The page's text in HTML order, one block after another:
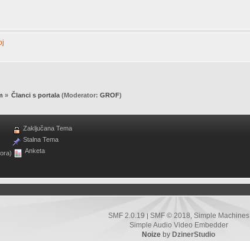
» Članci s portala (Moderator:GROF)
Zaključana Tema
Stalna Tema
Anketa
SMF 2.0.19 | SMF © 2018 Simple Machines
Simple Audio Video Embedder
Noize by DzinerStudio